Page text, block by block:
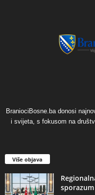
BraniociBosne.ba donosi
i svijeta, s fokusom na
Više objava